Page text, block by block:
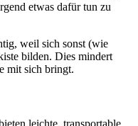
etwas dafür tun zu
weil sich sonst (wie
bilden. Dies mindert
mit sich bringt.